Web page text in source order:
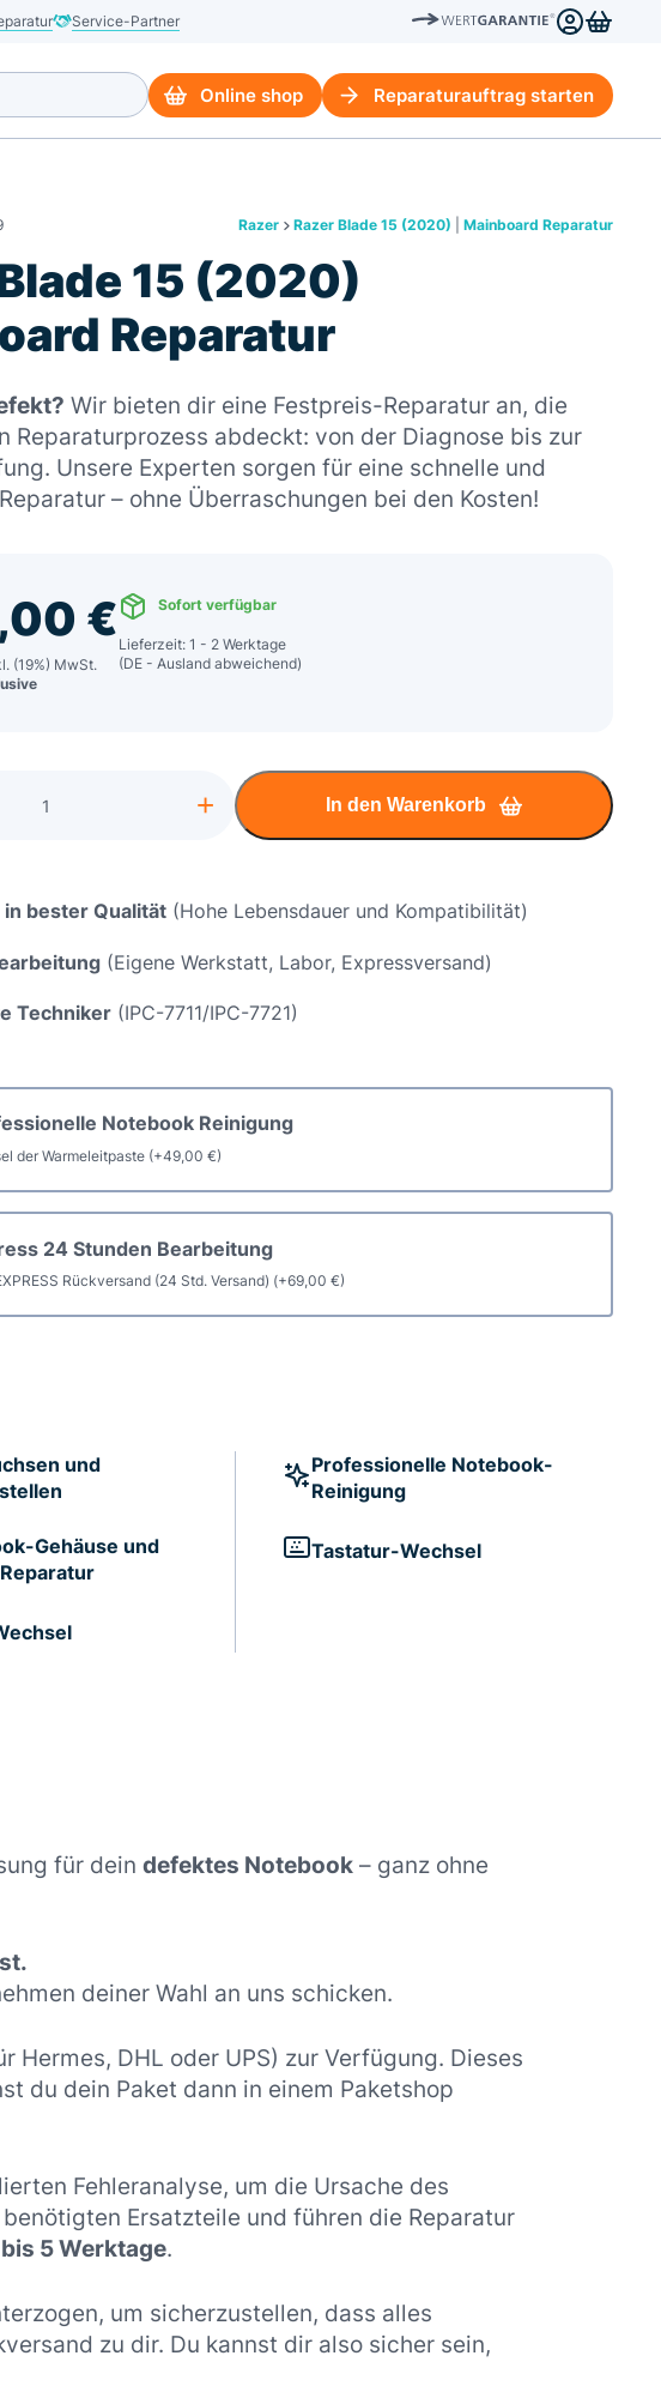
Service-Partner
Online shop Reparaturauftrag starten
Razer Razer Blade 15 (2020) Mainboard Reparatur
15 (2020)
Reparatur
Wir bieten dir eine Festpreis-Reparatur an, die
Reparaturprozess abdeckt: von der Diagnose bis zur
Unsere Experten sorgen für eine schnelle und
– ohne Überraschungen bei den Kosten!
€
(19%) MwSt.
Sofort verfügbar
Lieferzeit: 1 - 2 Werktage
(DE - Ausland abweichend)
Notebook Reinigung
der Warmeleitpaste (+49,00 €)
24 Stunden Bearbeitung
Rückversand (24 Std. Versand) (+69,00 €)
Razer
(2020)
Reparatur
Menge
+ In den Warenkorb
bester Qualität (Hohe Lebensdauer und Kompatibilität)
(Eigene Werkstatt, Labor, Expressversand)
Techniker (IPC-7711/IPC-7721)
und
Gehäuse und
Professionelle Notebook-
Reinigung
Tastatur-Wechsel
für dein defektes Notebook – ganz ohne
deiner Wahl an uns schicken.
Hermes, DHL oder UPS) zur Verfügung. Dieses
du dein Paket dann in einem Paketshop
Fehleranalyse, um die Ursache des
Ersatzteile und führen die Reparatur
5 Werktage.
um sicherzustellen, dass alles
zu dir. Du kannst dir also sicher sein,